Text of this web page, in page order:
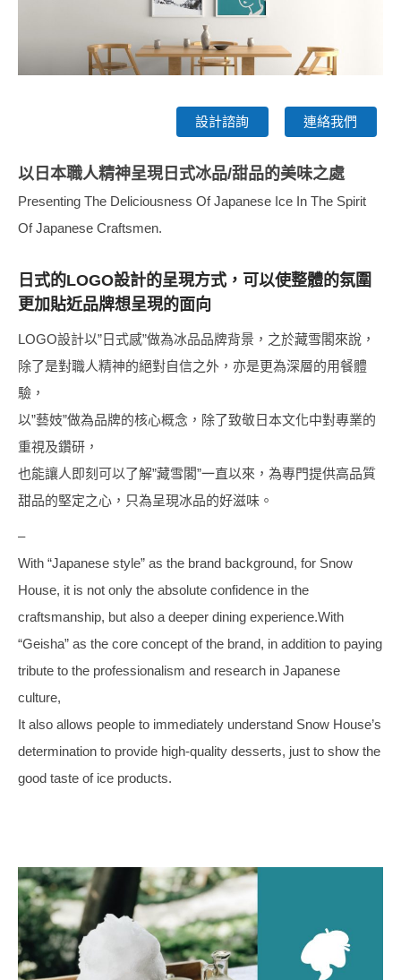
設計諮詢 連絡我們
以日本職人精神呈現日式冰品/甜品的美味之處
Presenting The Deliciousness Of Japanese Ice In The Spirit
Of Japanese Craftsmen.
日式的LOGO設計的呈現方式，可以使整體的氛圍
更加貼近品牌想呈現的面向
LOGO設計以”日式感”做為冰品品牌背景，之於藏雪閣來說，
除了是對職人精神的絕對自信之外，亦是更為深層的用餐體
驗，
以”藝妓”做為品牌的核心概念，除了致敬日本文化中對專業的
重視及鑽研，
也能讓人即刻可以了解”藏雪閣”一直以來，為專門提供高品質
甜品的堅定之心，只為呈現冰品的好滋味。
–
With “Japanese style” as the brand background, for Snow
House, it is not only the absolute confidence in the
craftsmanship, but also a deeper dining experience.With
“Geisha” as the core concept of the brand, in addition to paying
tribute to the professionalism and research in Japanese
culture,
It also allows people to immediately understand Snow House’s
determination to provide high-quality desserts, just to show the
good taste of ice products.